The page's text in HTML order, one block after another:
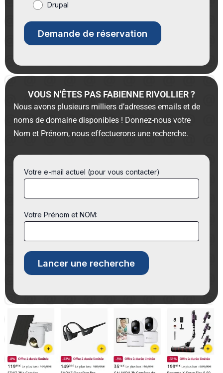
Drupal
VOUS N'ÊTES PAS FABIENNE RIVOLLIER ?
Nous avons plusieurs milliers d’adresses emails et de
noms de domaine disponibles ! Donnez-nous votre
Nom et Prénom, nous effectuerons une recherche.
Votre e-mail actuel (pour vous contacter)
Votre Prénom et NOM: